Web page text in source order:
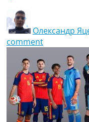
Олександр
comment